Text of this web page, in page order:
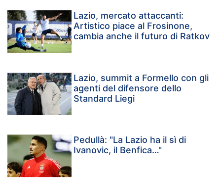
Lazio, mercato attaccanti:
Artistico piace al Frosinone,
cambia anche il futuro di Ratkov
Lazio, summit a Formello con gli
agenti del difensore dello
Standard Liegi
Pedullà: "La Lazio ha il sì di
Ivanovic, il Benfica…"